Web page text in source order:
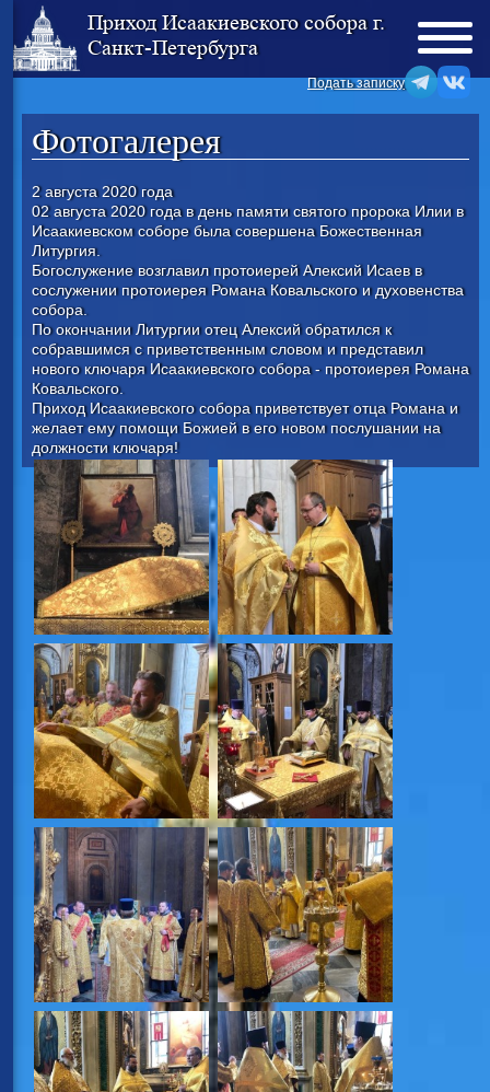
Приход Исаакиевского собора г.
Санкт-Петербурга
Подать записку
Фотогалерея
2 августа 2020 года
02 августа 2020 года в день памяти святого пророка Илии в
Исаакиевском соборе была совершена Божественная
Литургия.
Богослужение возглавил протоиерей Алексий Исаев в
сослужении протоиерея Романа Ковальского и духовенства
собора.
По окончании Литургии отец Алексий обратился к
собравшимся с приветственным словом и представил
нового ключаря Исаакиевского собора - протоиерея Романа
Ковальского.
Приход Исаакиевского собора приветствует отца Романа и
желает ему помощи Божией в его новом послушании на
должности ключаря!